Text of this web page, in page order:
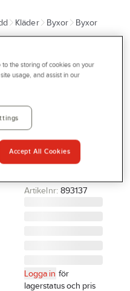
Kläder Byxor Byxor
Midjebyxa
Blåkläder
7159-1845
DAM SVART C36
BLÅKLÄDER
715918459900C36
Artikelnr: 893137
Logga in för
lagerstatus och pris
to the storing of cookies on your
usage, and assist in our
Accept All Cookies